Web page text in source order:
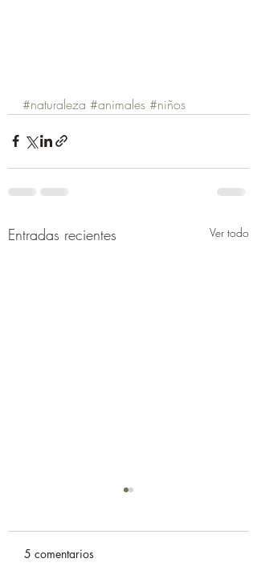
#naturaleza #animales #niños
Entradas recientes Ver todo
5 comentarios